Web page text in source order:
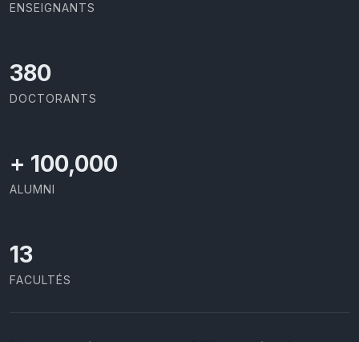
ENSEIGNANTS
426
DOCTORANTS
+ 100,000
ALUMNI
13
FACULTÉS